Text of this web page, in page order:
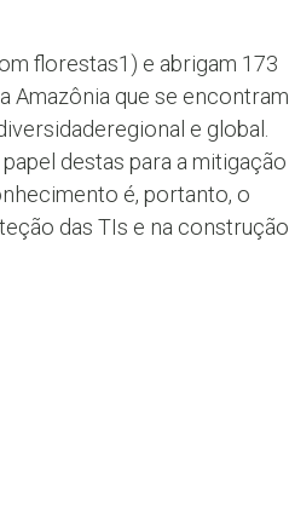
florestas1) e abrigam 173
Amazônia que se encontram
e global.
destas para a mitigação
é, portanto, o
das TIs e na construção